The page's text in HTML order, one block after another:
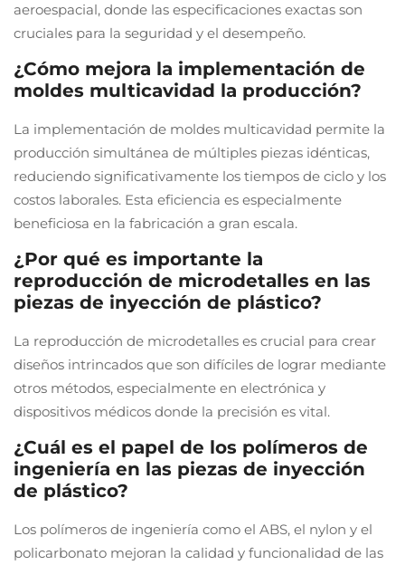
aeroespacial, donde las especificaciones exactas son
cruciales para la seguridad y el desempeño.
¿Cómo mejora la implementación de
moldes multicavidad la producción?
La implementación de moldes multicavidad permite la
producción simultánea de múltiples piezas idénticas,
reduciendo significativamente los tiempos de ciclo y los
costos laborales. Esta eficiencia es especialmente
beneficiosa en la fabricación a gran escala.
¿Por qué es importante la
reproducción de microdetalles en las
piezas de inyección de plástico?
La reproducción de microdetalles es crucial para crear
diseños intrincados que son difíciles de lograr mediante
otros métodos, especialmente en electrónica y
dispositivos médicos donde la precisión es vital.
¿Cuál es el papel de los polímeros de
ingeniería en las piezas de inyección
de plástico?
Los polímeros de ingeniería como el ABS, el nylon y el
policarbonato mejoran la calidad y funcionalidad de las